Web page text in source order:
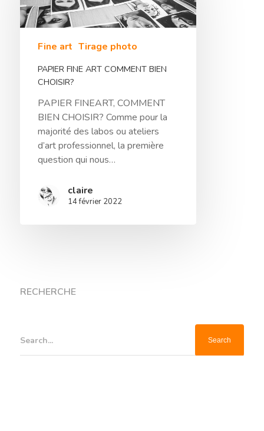
Fine art Tirage photo
PAPIER FINE ART COMMENT BIEN
CHOISIR?
PAPIER FINEART, COMMENT
BIEN CHOISIR? Comme pour la
majorité des labos ou ateliers
d’art professionnel, la première
question qui nous…
claire
14 février 2022
RECHERCHE
Search...
Traitement De
Le Blog De